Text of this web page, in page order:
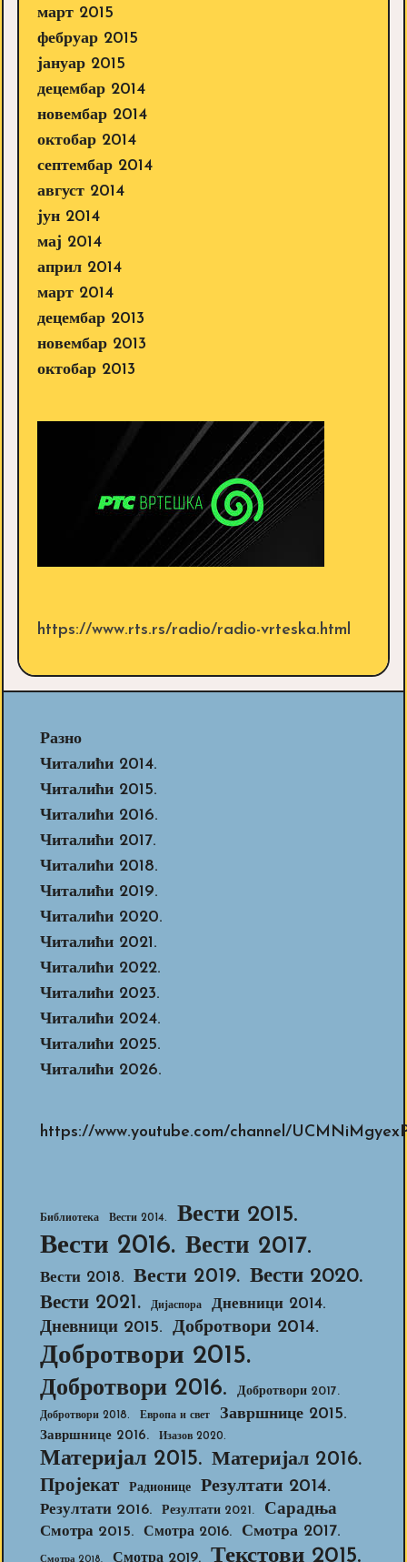
март 2015
фебруар 2015
јануар 2015
децембар 2014
новембар 2014
октобар 2014
септембар 2014
август 2014
јун 2014
мај 2014
април 2014
март 2014
децембар 2013
новембар 2013
октобар 2013
https://www.rts.rs/radio/radio-vrteska.html
Разно
Читалићи 2014.
Читалићи 2015.
Читалићи 2016.
Читалићи 2017.
Читалићи 2018.
Читалићи 2019.
Читалићи 2020.
Читалићи 2021.
Читалићи 2022.
Читалићи 2023.
Читалићи 2024.
Читалићи 2025.
Читалићи 2026.
https://www.youtube.com/channel/
Библиотека Вести 2014. Вести 2015.
Вести 2016. Вести 2017.
Вести 2018. Вести 2019. Вести 2020.
Вести 2021. Дијаспора Дневници 2014.
Дневници 2015. Добротвори 2014.
Добротвори 2015.
Добротвори 2016. Добротвори 2017.
Добротвори 2018. Европа и свет Завршнице 2015.
Завршнице 2016. Изазов 2020.
Материјал 2015. Материјал 2016.
Пројекат Радионице Резултати 2014.
Резултати 2016. Резултати 2021. Сарадња
Смотра 2015. Смотра 2016. Смотра 2017.
Смотра 2019. Текстови 2015.